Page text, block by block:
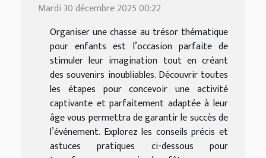
Mardi 30 décembre 2025 00:22
Organiser une chasse au trésor thématique
pour enfants est l’occasion parfaite de
stimuler leur imagination tout en créant
des souvenirs inoubliables. Découvrir toutes
les étapes pour concevoir une activité
captivante et parfaitement adaptée à leur
âge vous permettra de garantir le succès de
l’événement. Explorez les conseils précis et
astuces pratiques ci-dessous pour